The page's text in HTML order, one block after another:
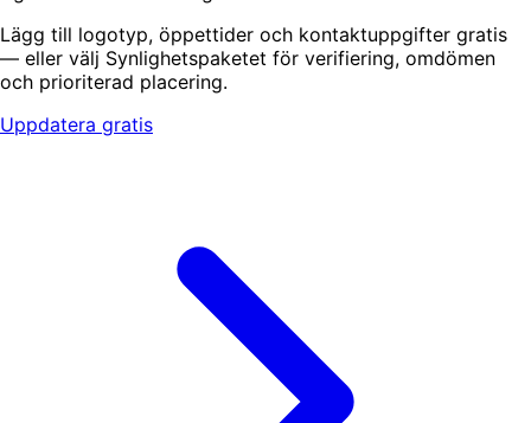
Lägg till logotyp, öppettider och kontaktuppgifter gratis
— eller välj Synlighetspaketet för verifiering, omdömen
och prioriterad placering.
Uppdatera gratis